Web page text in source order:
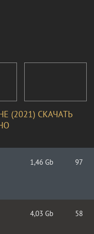
(2021) СКАЧАТЬ
1,46 Gb 97
4,03 Gb 58